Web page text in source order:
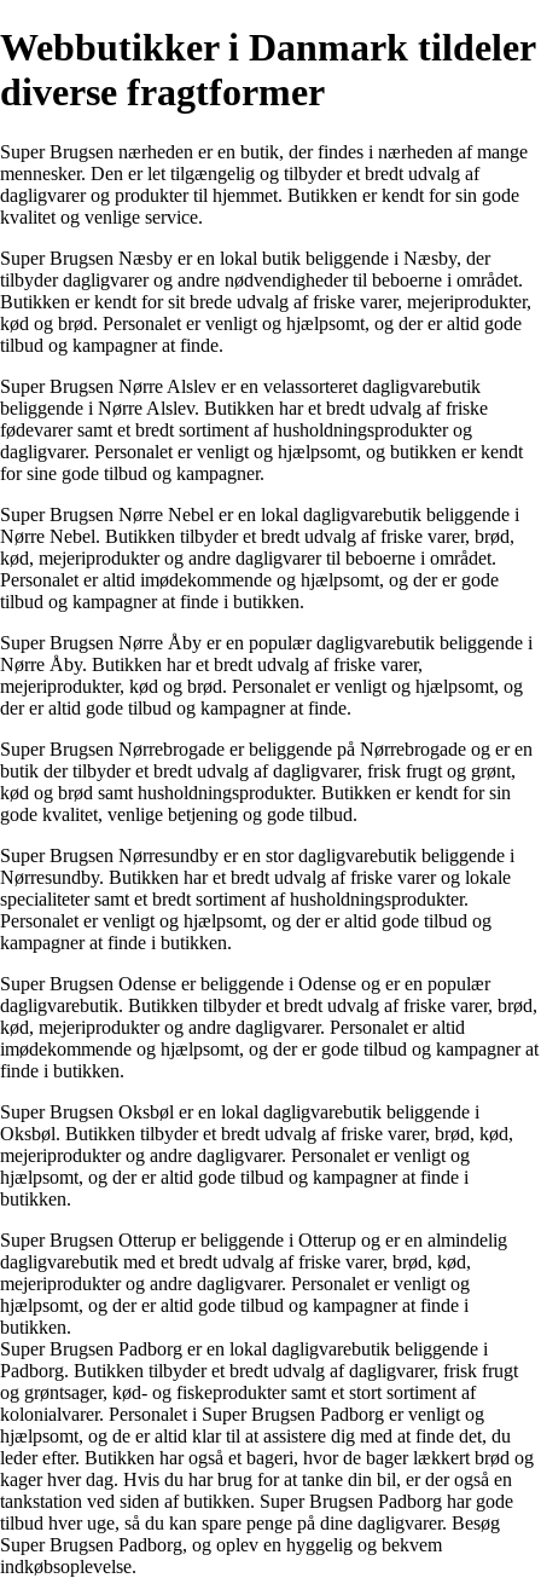
Webbutikker i Danmark tildeler
diverse fragtformer
Super Brugsen nærheden er en butik, der findes i nærheden af mange
mennesker. Den er let tilgængelig og tilbyder et bredt udvalg af
dagligvarer og produkter til hjemmet. Butikken er kendt for sin gode
kvalitet og venlige service.
Super Brugsen Næsby er en lokal butik beliggende i Næsby, der
tilbyder dagligvarer og andre nødvendigheder til beboerne i området.
Butikken er kendt for sit brede udvalg af friske varer, mejeriprodukter,
kød og brød. Personalet er venligt og hjælpsomt, og der er altid gode
tilbud og kampagner at finde.
Super Brugsen Nørre Alslev er en velassorteret dagligvarebutik
beliggende i Nørre Alslev. Butikken har et bredt udvalg af friske
fødevarer samt et bredt sortiment af husholdningsprodukter og
dagligvarer. Personalet er venligt og hjælpsomt, og butikken er kendt
for sine gode tilbud og kampagner.
Super Brugsen Nørre Nebel er en lokal dagligvarebutik beliggende i
Nørre Nebel. Butikken tilbyder et bredt udvalg af friske varer, brød,
kød, mejeriprodukter og andre dagligvarer til beboerne i området.
Personalet er altid imødekommende og hjælpsomt, og der er gode
tilbud og kampagner at finde i butikken.
Super Brugsen Nørre Åby er en populær dagligvarebutik beliggende i
Nørre Åby. Butikken har et bredt udvalg af friske varer,
mejeriprodukter, kød og brød. Personalet er venligt og hjælpsomt, og
der er altid gode tilbud og kampagner at finde.
Super Brugsen Nørrebrogade er beliggende på Nørrebrogade og er en
butik der tilbyder et bredt udvalg af dagligvarer, frisk frugt og grønt,
kød og brød samt husholdningsprodukter. Butikken er kendt for sin
gode kvalitet, venlige betjening og gode tilbud.
Super Brugsen Nørresundby er en stor dagligvarebutik beliggende i
Nørresundby. Butikken har et bredt udvalg af friske varer og lokale
specialiteter samt et bredt sortiment af husholdningsprodukter.
Personalet er venligt og hjælpsomt, og der er altid gode tilbud og
kampagner at finde i butikken.
Super Brugsen Odense er beliggende i Odense og er en populær
dagligvarebutik. Butikken tilbyder et bredt udvalg af friske varer, brød,
kød, mejeriprodukter og andre dagligvarer. Personalet er altid
imødekommende og hjælpsomt, og der er gode tilbud og kampagner at
finde i butikken.
Super Brugsen Oksbøl er en lokal dagligvarebutik beliggende i
Oksbøl. Butikken tilbyder et bredt udvalg af friske varer, brød, kød,
mejeriprodukter og andre dagligvarer. Personalet er venligt og
hjælpsomt, og der er altid gode tilbud og kampagner at finde i
butikken.
Super Brugsen Otterup er beliggende i Otterup og er en almindelig
dagligvarebutik med et bredt udvalg af friske varer, brød, kød,
mejeriprodukter og andre dagligvarer. Personalet er venligt og
hjælpsomt, og der er altid gode tilbud og kampagner at finde i
butikken.
Super Brugsen Padborg er en lokal dagligvarebutik beliggende i
Padborg. Butikken tilbyder et bredt udvalg af dagligvarer, frisk frugt
og grøntsager, kød- og fiskeprodukter samt et stort sortiment af
kolonialvarer. Personalet i Super Brugsen Padborg er venligt og
hjælpsomt, og de er altid klar til at assistere dig med at finde det, du
leder efter. Butikken har også et bageri, hvor de bager lækkert brød og
kager hver dag. Hvis du har brug for at tanke din bil, er der også en
tankstation ved siden af butikken. Super Brugsen Padborg har gode
tilbud hver uge, så du kan spare penge på dine dagligvarer. Besøg
Super Brugsen Padborg, og oplev en hyggelig og bekvem
indkøbsoplevelse.